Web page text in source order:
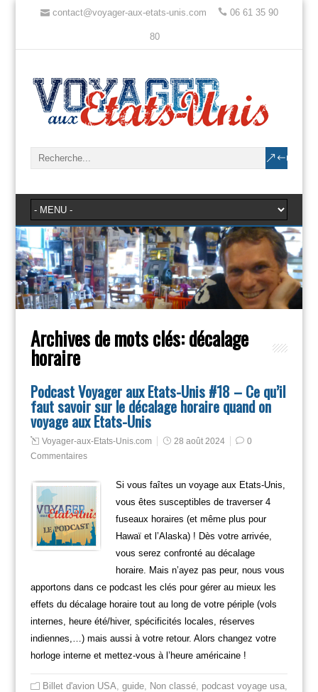
contact@voyager-aux-etats-unis.com 06 61 35 90
80
Archives de mots clés:décalage
horaire
Podcast Voyager aux Etats-Unis #18 – Ce qu’il
faut savoir sur le décalage horaire quand on
voyage aux Etats-Unis
Voyager-aux-Etats-Unis.com 28 août 2024
0
Commentaires
Si vous faîtes un voyage aux Etats-Unis,
vous êtes susceptibles de traverser 4
fuseaux horaires (et même plus pour
Hawaï et l’Alaska) ! Dès votre arrivée,
vous serez confronté au décalage
horaire. Mais n’ayez pas peur, nous vous
apportons dans ce podcast les clés pour gérer au mieux les
effets du décalage horaire tout au long de votre périple (vols
internes, heure été/hiver, spécificités locales, réserves
indiennes,…) mais aussi à votre retour. Alors changez votre
horloge interne et mettez-vous à l’heure américaine !
Billet d'avion USA guide, Non classé, podcast voyage usa,